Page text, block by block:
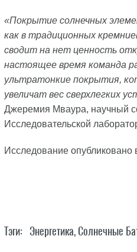
«Покрытие солнечных
как в традиционных
сводит на нет ценность
настоящее время команда
ультратонкие покрытия,
увеличат вес сверхлегких
Джеремия Мваура, научный
Исследовательской
Исследование опубликовано
Тэги: Энергетика,Солнечные